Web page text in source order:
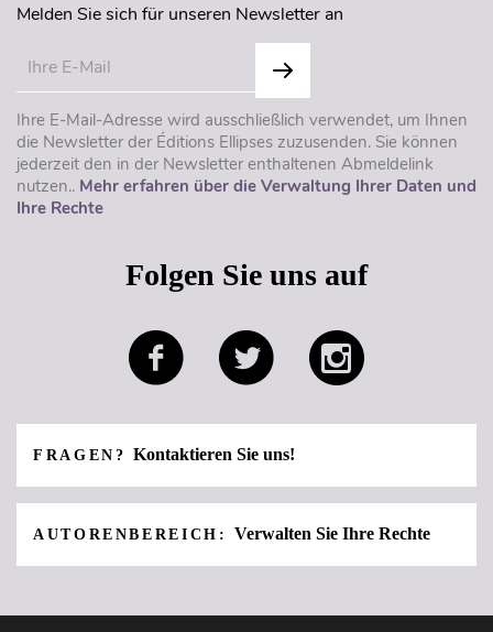
Melden Sie sich für unseren Newsletter an
Ihre E-Mail-Adresse wird ausschließlich verwendet, um Ihnen
die Newsletter der Éditions Ellipses zuzusenden. Sie können
jederzeit den in der Newsletter enthaltenen Abmeldelink
nutzen.. Mehr erfahren über die Verwaltung Ihrer Daten und
Ihre Rechte
Folgen Sie uns auf
FRAGEN? Kontaktieren Sie uns!
AUTORENBEREICH: Verwalten Sie Ihre Rechte